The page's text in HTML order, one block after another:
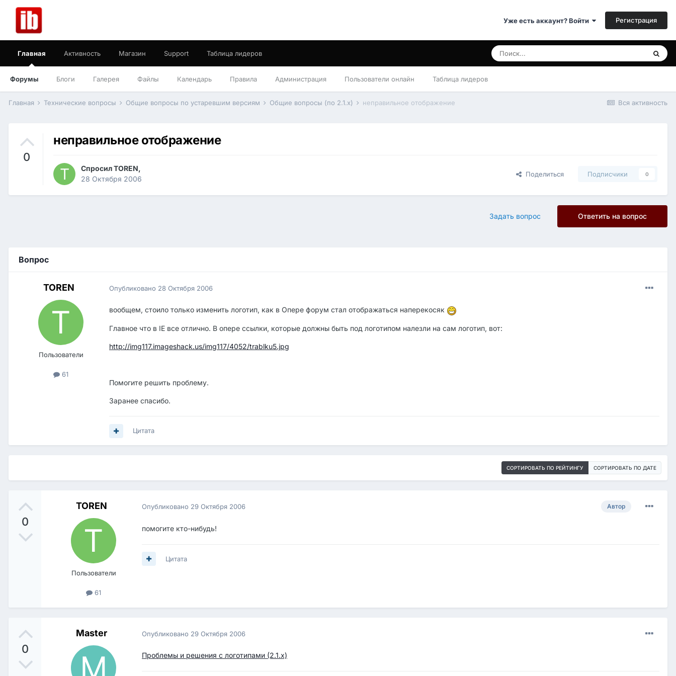
Уже есть аккаунт? Войти Регистрация
Главная
Форумы Блоги Галерея Файлы Календарь Правила Администрация Пользователи онлайн Таблица лидеров
Активность Магазин Support Таблица лидеров
Вся активность
Главная Технические вопросы Общие вопросы по устаревшим версиям Общие вопросы (по 2.1.x) неправильное отображение
0
неправильное отображение
СпросилTOREN,
28 Октября 2006
Поделиться Подписчики 0
Ответить на вопрос
Задать вопрос
Вопрос
TOREN
Пользователи
61
Опубликовано 28 Октября 2006
вообщем, стоило только изменить логотип, как в Опере форум стал отображаться наперекосяк
Главное что в IE все отлично. В опере ссылки, которые должны быть под логотипом налезли на сам логотип, вот:
http://img117.imageshack.us/img117/4052/trablku5.jpg
Помогите решить проблему.
Заранее спасибо.
Цитата
СОРТИРОВАТЬ ПО РЕЙТИНГУ СОРТИРОВАТЬ ПО ДАТЕ
0
TOREN
Пользователи
61
Автор
Опубликовано 29 Октября 2006
помогите кто-нибудь!
Цитата
0
Master Опубликовано 29 Октября 2006
Проблемы и решения с логотипами (2.1.х)